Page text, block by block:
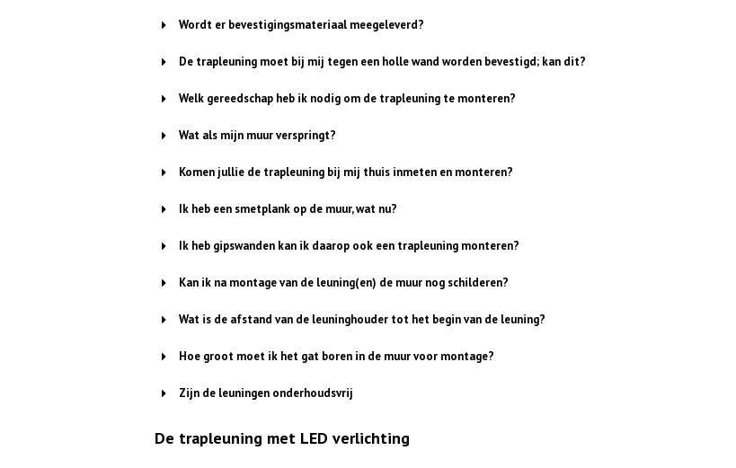
Wordt er bevestigingsmateriaal meegeleverd?
De trapleuning moet bij mij tegen een holle wand worden bevestigd; kan dit?
Welk gereedschap heb ik nodig om de trapleuning te monteren?
Wat als mijn muur verspringt?
Komen jullie de trapleuning bij mij thuis inmeten en monteren?
Ik heb een smetplank op de muur, wat nu?
Ik heb gipswanden kan ik daarop ook een trapleuning monteren?
Kan ik na montage van de leuning(en) de muur nog schilderen?
Wat is de afstand van de leuninghouder tot het begin van de leuning?
Hoe groot moet ik het gat boren in de muur voor montage?
Zijn de leuningen onderhoudsvrij
De trapleuning met LED verlichting